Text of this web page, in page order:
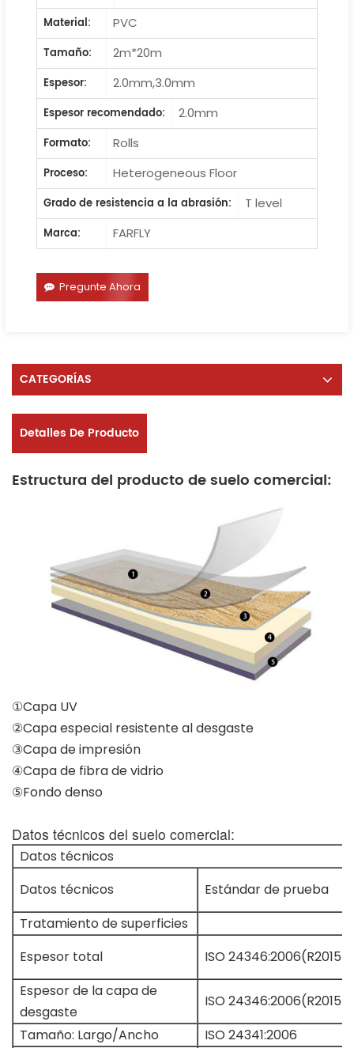
Material:
PVC
Tamaño:
2m*20m
Espesor:
2.0mm,3.0mm
Espesor recomendado:
2.0mm
Formato:
Rolls
Proceso:
Heterogeneous Floor
Grado de resistencia a la abrasión:
T level
Marca:
FARFLY
Pregunte Ahora
CATEGORÍAS
Detalles De Producto
Estructura del producto de suelo comercial:
①Capa UV
②Capa especial resistente al desgaste
③Capa de impresión
④Capa de fibra de vidrio
⑤Fondo denso
Datos técnicos del suelo comercial:
Datos técnicos
Datos técnicos
Estándar de prueba
Tratamiento de superficies
Espesor total
ISO 24346:2006(R2015)
Espesor de la capa de
desgaste
ISO 24346:2006(R2015)
Tamaño: Largo/Ancho
ISO 24341:2006